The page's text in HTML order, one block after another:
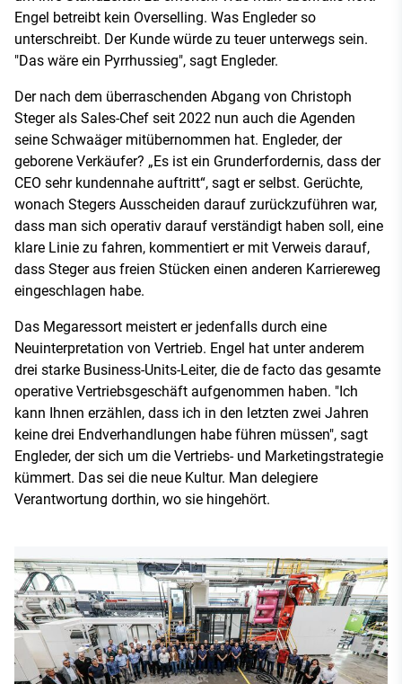
Engel betreibt kein Overselling. Was Engleder so
unterschreibt. Der Kunde würde zu teuer unterwegs sein.
"Das wäre ein Pyrrhussieg", sagt Engleder.
Der nach dem überraschenden Abgang von Christoph
Steger als Sales-Chef seit 2022 nun auch die Agenden
seine Schwaäger mitübernommen hat. Engleder, der
geborene Verkäufer? „Es ist ein Grunderfordernis, dass der
CEO sehr kundennahe auftritt“, sagt er selbst. Gerüchte,
wonach Stegers Ausscheiden darauf zurückzuführen war,
dass man sich operativ darauf verständigt haben soll, eine
klare Linie zu fahren, kommentiert er mit Verweis darauf,
dass Steger aus freien Stücken einen anderen Karriereweg
eingeschlagen habe.
Das Megaressort meistert er jedenfalls durch eine
Neuinterpretation von Vertrieb. Engel hat unter anderem
drei starke Business-Units-Leiter, die de facto das gesamte
operative Vertriebsgeschäft aufgenommen haben. "Ich
kann Ihnen erzählen, dass ich in den letzten zwei Jahren
keine drei Endverhandlungen habe führen müssen", sagt
Engleder, der sich um die Vertriebs- und Marketingstrategie
kümmert. Das sei die neue Kultur. Man delegiere
Verantwortung dorthin, wo sie hingehört.